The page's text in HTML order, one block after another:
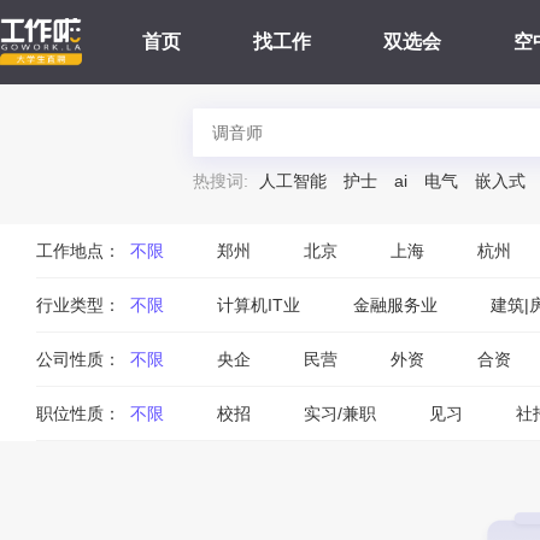
首页 找工作 双选会 空
热搜词: 人工智能 护士 ai 电气 嵌入式
工作地点： 不限 郑州 北京 上海 杭州
行业类型： 不限 计算机IT业 金融服务业 建筑|
公司性质： 不限 央企 民营 外资 合资
职位性质： 不限 校招 实习/兼职 见习 社